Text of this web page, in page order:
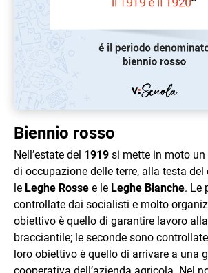
Biennio rosso
Nell’estate del 1919 si mette in moto
di occupazione delle terre, alla testa
le Leghe Rosse e le Leghe Bianche. Le
controllate dai socialisti e molto
obiettivo è quello di garantire lavoro
bracciantile; le seconde sono
loro obiettivo è quello di arrivare a una